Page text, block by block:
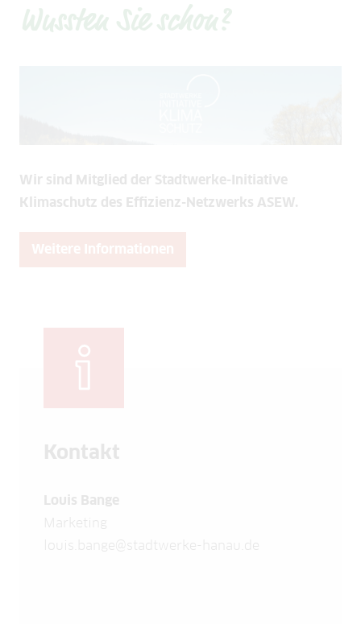
Wir sind Mitglied der Stadtwerke-Initiative
Klimaschutz des Effizienz-Netzwerks ASEW.
Kontakt
Louis Bange
Marketing
louis.bange@stadtwerke-hanau.de